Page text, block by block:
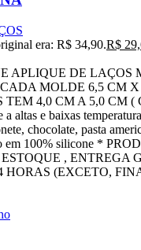
era: R$ 34,90.R$
APLIQUE DE LAÇOS
MOLDE 6,5 CM X
TEM 4,0 CM A 5,0 CM
altas e baixas
chocolate, pasta
em 100% silicone *
, ENTREGA
HORAS (EXCETO,